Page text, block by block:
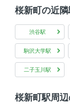
デザイナーズ
桜新町の近
渋谷駅
駒沢大学駅
二子玉川駅
桜新町駅周